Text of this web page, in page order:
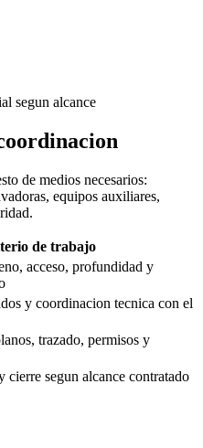
segun alcance
de medios necesarios:
equipos auxiliares,
de trabajo
acceso, profundidad y
y coordinacion tecnica con el
trazado, permisos y
cierre segun alcance contratado